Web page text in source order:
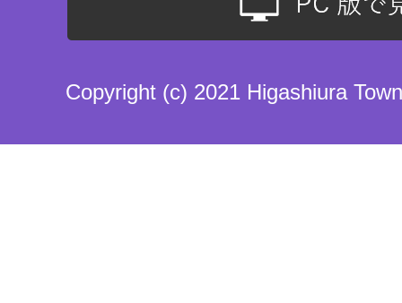
Copyright (c) 2021 Higashiura